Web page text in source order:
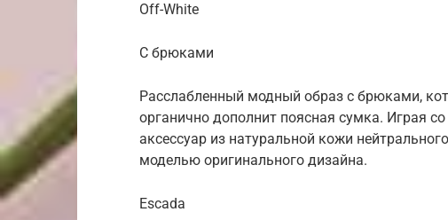
Off-White
С брюками
Расслабленный модный образ с брюками,
органично дополнит поясная сумка. Играя
аксессуар из натуральной кожи
моделью оригинального дизайна.
Escada